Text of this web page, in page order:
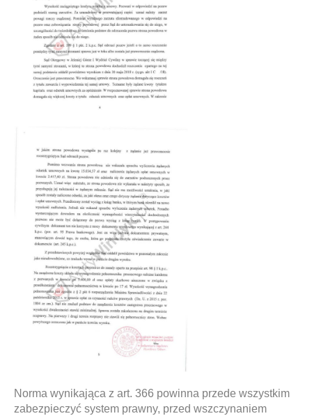
Norma wynikająca z art. 366 powinna przede wszystkim
zabezpieczyć system prawny, przed wszczynaniem